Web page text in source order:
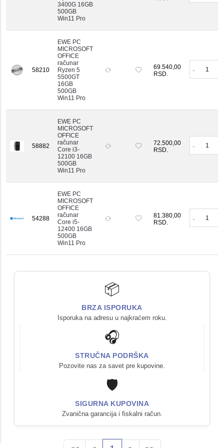
🔹 Vrhunske Performanse
rad i u najzahtevnijim profesionalnim i gejming
aplikacijama.
3400G 16GB
500GB
Win11 Pro
58210
EWE PC
MICROSOFT
OFFICE
računar
Ryzen 5
5500GT
16GB
500GB
Win11 Pro
69.540,00
RSD.
-
58882
EWE PC
MICROSOFT
OFFICE
računar
Core i3-
12100 16GB
500GB
Win11 Pro
72.500,00
RSD.
-
54288
EWE PC
MICROSOFT
OFFICE
računar
Core i5-
12400 16GB
500GB
Win11 Pro
81.380,00
RSD.
-
📦
BRZA ISPORUKA
Isporuka na adresu u najkraćem roku.
🎧
STRUČNA PODRŠKA
Pozovite nas za savet pre kupovine.
🛡️
SIGURNA KUPOVINA
Zvanična garancija i fiskalni račun.